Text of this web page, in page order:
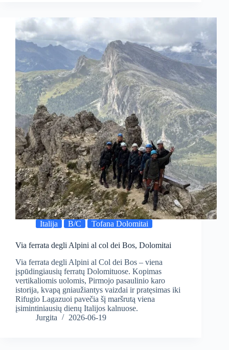
Italija B/C Tofana Dolomitai
Via ferrata degli Alpini al col dei Bos, Dolomitai
Via ferrata degli Alpini al Col dei Bos – viena
įspūdingiausių ferratų Dolomituose. Kopimas
vertikaliomis uolomis, Pirmojo pasaulinio karo
istorija, kvapą gniaužiantys vaizdai ir pratęsimas iki
Rifugio Lagazuoi pavečia šį maršrutą viena
įsimintiniausių dienų Italijos kalnuose.
Jurgita
2026-06-19